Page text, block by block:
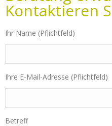
Kontaktieren
Ihr Name (Pflichtfeld)
Ihre E-Mail-Adresse (Pflichtfeld)
Betreff